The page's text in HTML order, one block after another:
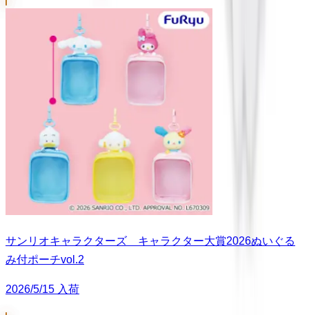
サンリオキャラクターズ キャラクター大賞2026ぬいぐる
み付ポーチvol.2
2026/5/15 入荷